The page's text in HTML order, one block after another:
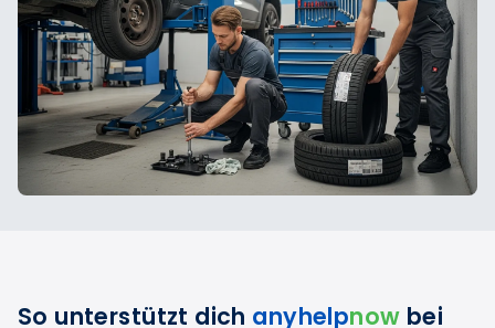
So unterstützt dich anyhelpnow bei